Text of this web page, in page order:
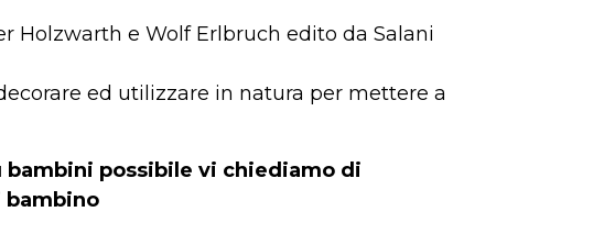
Holzwarth e Wolf Erlbruch edito da Salani
ed utilizzare in natura per mettere a
possibile vi chiediamo di
bambino